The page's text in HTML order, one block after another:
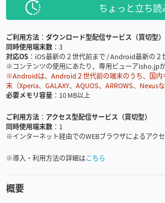
ちょっと立ち読
ご利用方法
ダウンロード型配信サービス（買切型）
同時使用端末数
3
対応OS
iOS最新の２世代前まで / Android最新の２
※コンテンツの使用にあたり、専用ビューアisho.jp
※Androidは、Android２世代前の端末のうち、国内
末（Xperia、GALAXY、AQUOS、ARROWS、Nexus
必要メモリ容量
10 MB以上
ご利用方法
アクセス型配信サービス（買切型）
同時使用端末数
1
※インターネット経由でのWEBブラウザによるアク
※導入・利用方法の詳細はこちら
概要